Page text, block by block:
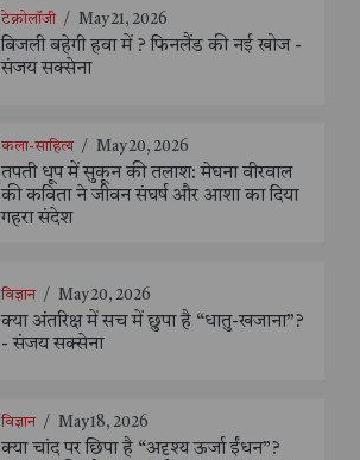
टेक्नोलॉजी / May 21, 2026
बिजली बहेगी हवा में ? फिनलैंड की नई खोज -
संजय सक्सेना
कला-साहित्य / May 20, 2026
तपती धूप में सुकून की तलाश: मेघना वीरवाल
की कविता ने जीवन संघर्ष और आशा का दिया
गहरा संदेश
विज्ञान / May 20, 2026
क्या अंतरिक्ष में सच में छुपा है “धातु-खजाना”?
- संजय सक्सेना
विज्ञान / May 18, 2026
क्या चांद पर छिपा है “अदृश्य ऊर्जा ईंधन”?